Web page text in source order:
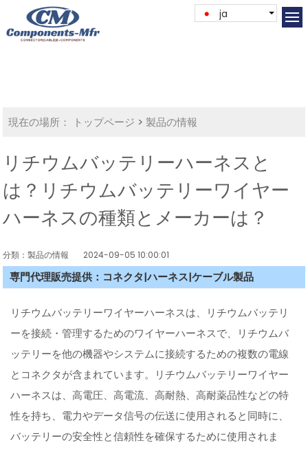
ja
現在の場所： トップページ >製品の情報
リチウムバッテリーハーネスと
は？リチウムバッテリーワイヤー
ハーネスの種類とメーカーは？
分類：製品の情報 2024-09-05 10:00:01
専門代理販売提供：コネクタ|ハーネス|ケーブル製品
リチウムバッテリーワイヤーハーネスは、リチウムバッテリ
ーを接続・管理するためのワイヤーハーネスで、リチウムバ
ッテリーを他の機器やシステムに接続するための複数の電線
とコネクタが含まれています。リチウムバッテリーワイヤー
ハーネスは、高電圧、高電流、高耐熱、高耐薬品性などの特
性を持ち、電力やデータ信号の伝送に使用されると同時に、
バッテリーの安全性と信頼性を確保するために使用されま